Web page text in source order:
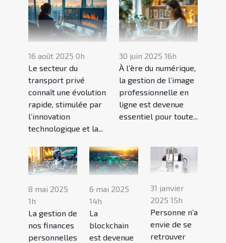
16 août 2025 0h
Le secteur du
transport privé
connaît une évolution
rapide, stimulée par
l’innovation
technologique et la...
30 juin 2025 16h
À l’ère du numérique,
la gestion de l’image
professionnelle en
ligne est devenue
essentiel pour toute...
8 mai 2025
1h
La gestion de
nos finances
personnelles
6 mai 2025
14h
La
blockchain
est devenue
31 janvier
2025 15h
Personne n’a
envie de se
retrouver